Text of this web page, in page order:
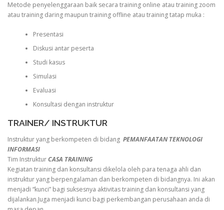
Metode penyelenggaraan baik secara training online atau training zoom
atau training daring maupun training offline atau training tatap muka :
Presentasi
Diskusi antar peserta
Studi kasus
Simulasi
Evaluasi
Konsultasi dengan instruktur
TRAINER/ INSTRUKTUR
Instruktur yang berkompeten di bidang PEMANFAATAN TEKNOLOGI
INFORMASI
Tim InstrukturCASA TRAINING
Kegiatan training dan konsultansi dikelola oleh para tenaga ahli dan
instruktur yang berpengalaman dan berkompeten di bidangnya. Ini akan
menjadi “kunci” bagi suksesnya aktivitas training dan konsultansi yang
dijalankan.Juga menjadi kunci bagi perkembangan perusahaan anda di